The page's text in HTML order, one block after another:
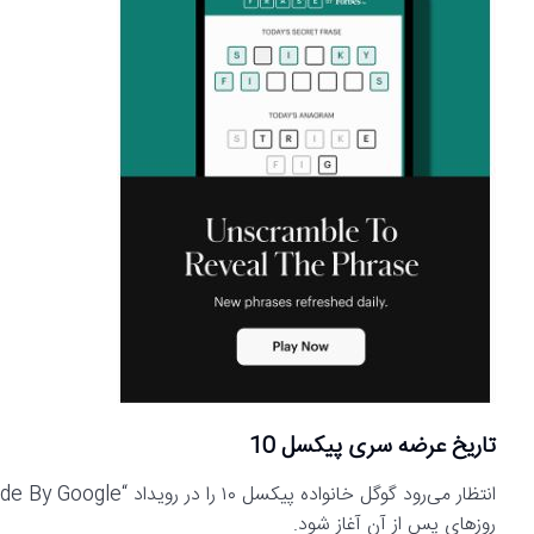
تاریخ عرضه سری پیکسل 10
روزهای پس از آن آغاز شود.